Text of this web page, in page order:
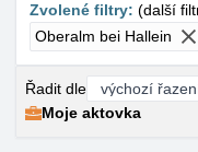
Zvolené filtry: (další
Oberalm bei Hallein
Řadit dle
Moje aktovka